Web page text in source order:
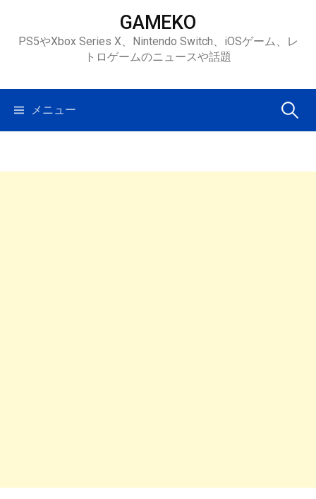
ツ
ス
GAMEKO
PS5やXbox Series X、Nintendo Switch、iOSゲーム、レ
トロゲームのニュースや話題
メニュー 検